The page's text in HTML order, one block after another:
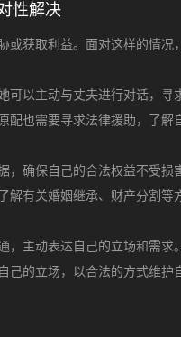
性解决
或获取利益。面对这样的情况
可以主动与丈夫进行对话，寻
配也需要寻求法律援助，了解
，确保自己的合法权益不受损
解有关婚姻继承、财产分割等
，主动表达自己的立场和需求
的立场，以合法的方式维护